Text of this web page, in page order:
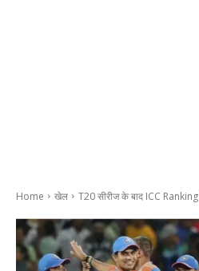
Home खेल T20 सीरीज के बाद ICC Ranking